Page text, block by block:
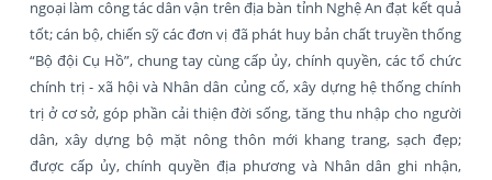
ngoại làm công tác dân vận trên địa bàn tỉnh Nghệ An đạt kết quả
tốt; cán bộ, chiến sỹ các đơn vị đã phát huy bản chất truyền thống
“Bộ đội Cụ Hồ”, chung tay cùng cấp ủy, chính quyền, các tổ chức
chính trị - xã hội và Nhân dân củng cố, xây dựng hệ thống chính
trị ở cơ sở, góp phần cải thiện đời sống, tăng thu nhập cho người
dân, xây dựng bộ mặt nông thôn mới khang trang, sạch đẹp;
được cấp ủy, chính quyền địa phương và Nhân dân ghi nhận,